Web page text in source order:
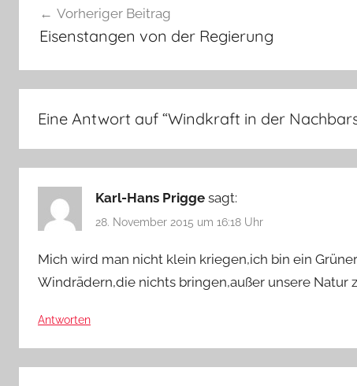
Vorheriger Beitrag
Eisenstangen von der Regierung
Eine Antwort auf “Windkraft in der
Karl-Hans Prigge sagt:
28. November 2015 um 16:18 Uhr
Mich wird man nicht klein kriegen,ich bin ein
Windrädern,die nichts bringen,außer unsere Natur
Antworten